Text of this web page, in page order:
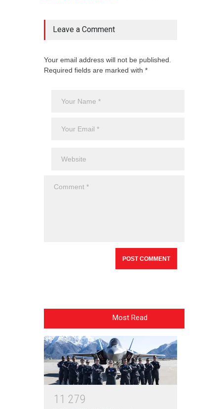
Leave a Comment
Your email address will not be published.
Required fields are marked with *
Most Read
1 1 279